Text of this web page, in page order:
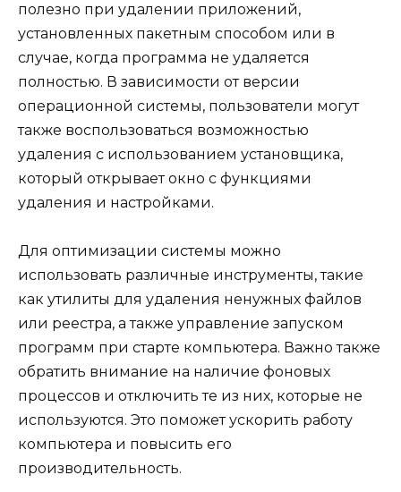
полезно при удалении приложений,
установленных пакетным способом или в
случае, когда программа не удаляется
полностью. В зависимости от версии
операционной системы, пользователи могут
также воспользоваться возможностью
удаления с использованием установщика,
который открывает окно с функциями
удаления и настройками.
Для оптимизации системы можно
использовать различные инструменты, такие
как утилиты для удаления ненужных файлов
или реестра, а также управление запуском
программ при старте компьютера. Важно также
обратить внимание на наличие фоновых
процессов и отключить те из них, которые не
используются. Это поможет ускорить работу
компьютера и повысить его
производительность.